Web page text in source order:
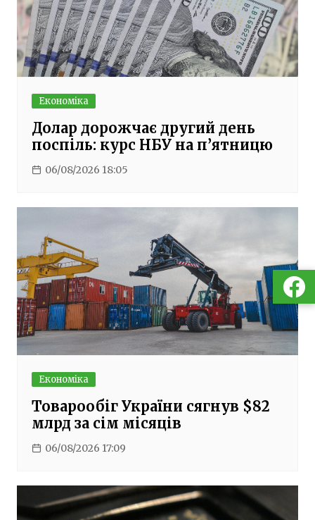
Економіка
Долар дорожчає другий день
поспіль: курс НБУ на п’ятницю
06/08/2026 18:05
Економіка
Товарообіг України сягнув $82
млрд за сім місяців
06/08/2026 17:09